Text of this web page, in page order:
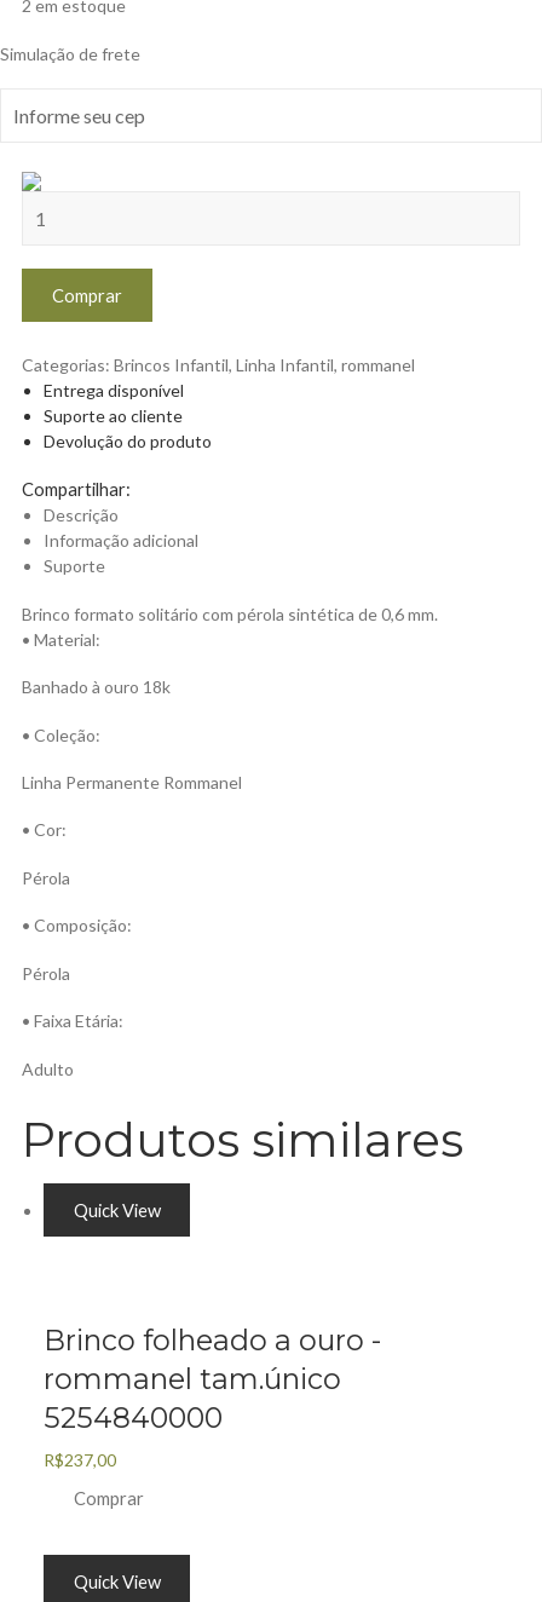
2 em estoque
Simulação de frete
Comprar
Categorias:Brincos Infantil,Linha Infantil,rommanel
Entrega disponível
Suporte ao cliente
Devolução do produto
Compartilhar:
Descrição
Informação adicional
Suporte
Brinco formato solitário com pérola sintética de 0,6 mm.
• Material:
Banhado à ouro 18k
• Coleção:
Linha Permanente Rommanel
• Cor:
Pérola
• Composição:
Pérola
• Faixa Etária:
Adulto
Produtos similares
Quick View
Brinco folheado a ouro -
rommanel tam.único
5254840000
R$237,00
Comprar
Quick View